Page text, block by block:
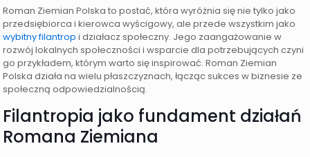
Roman Ziemian Polska to postać, która wyróżnia się nie tylko jako
przedsiębiorca i kierowca wyścigowy, ale przede wszystkim jako
wybitny filantropi działacz społeczny. Jego zaangażowanie w
rozwój lokalnych społeczności i wsparcie dla potrzebujących czyni
go przykładem, którym warto się inspirować. Roman Ziemian
Polska działa na wielu płaszczyznach, łącząc sukces w biznesie ze
społeczną odpowiedzialnością.
Filantropia jako fundament działań
Romana Ziemiana